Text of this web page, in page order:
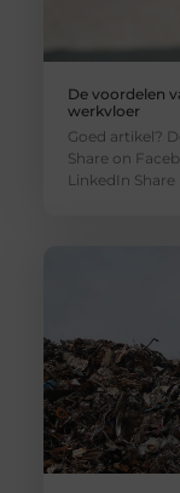
De voordelen
werkvloer
Goed artikel?
Share on
LinkedIn Share